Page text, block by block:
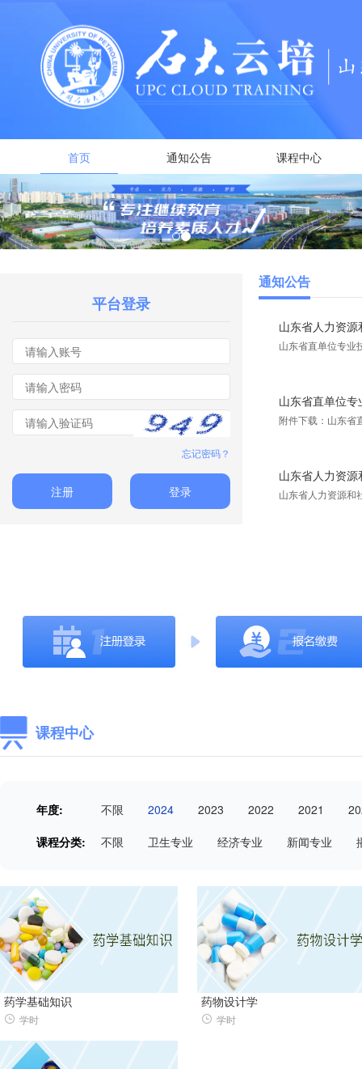
首页 通知公告 课程中心
平台登录
忘记密码？
注册 登录
通知公告
山东省人力资
山东省直单位专业
山东省直单位
附件下载：山东省
山东省人力资
山东省人力资源和
课程中心
年度: 不限 2024 2023 2022 2021
课程分类:
不限 卫生专业 经济专业 新闻专业
药学基础知识
学时
药物设计学
学时